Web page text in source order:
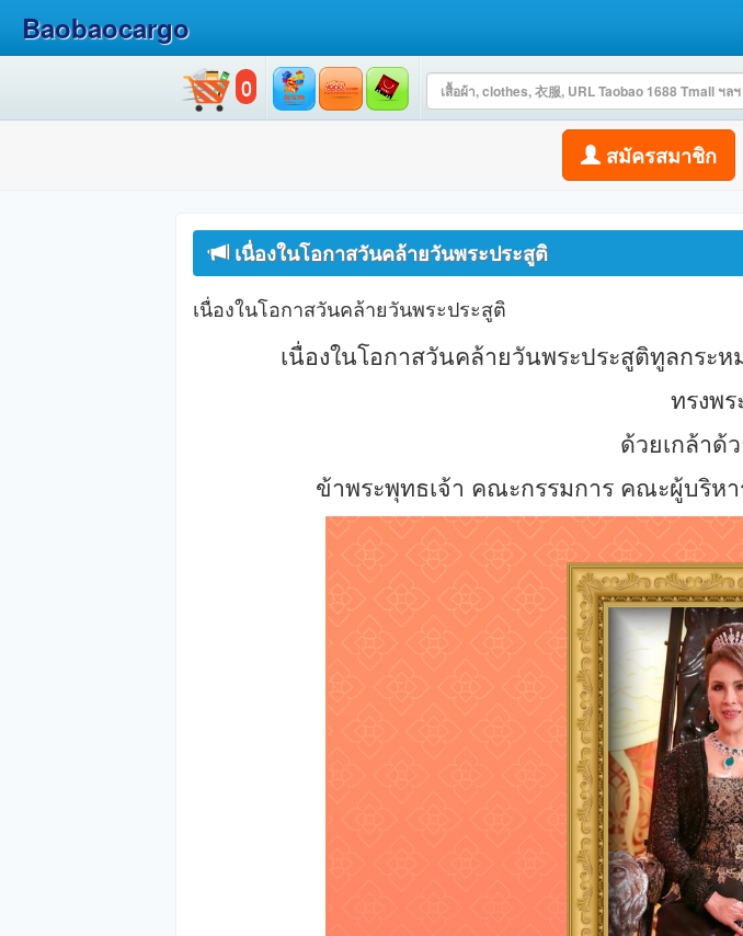
Baobaocargo
0
สมัครสมาชิก
เนื่องในโอกาสวันคล้ายวันพระประสูติ
เนื่องในโอกาสวันคล้ายวันพระประสูติ
เนื่องในโอกาสวันคล้ายวันพระประสูติทูลกระ
ทรงพร
ด้วยเกล้าด้
ข้าพระพุทธเจ้า คณะกรรมการ คณะผู้บริห